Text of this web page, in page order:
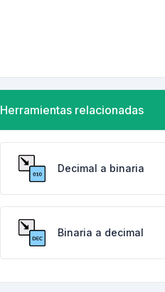
Herramientas relacionadas
Decimal a binaria
Binaria a decimal